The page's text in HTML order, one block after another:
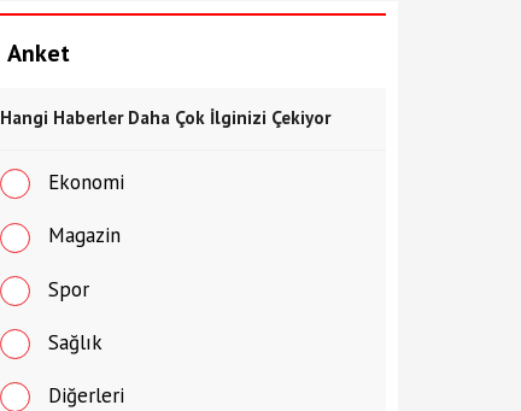
Anket
Hangi Haberler Daha Çok İlginizi Çekiyor
Ekonomi
Magazin
Spor
Sağlık
Diğerleri